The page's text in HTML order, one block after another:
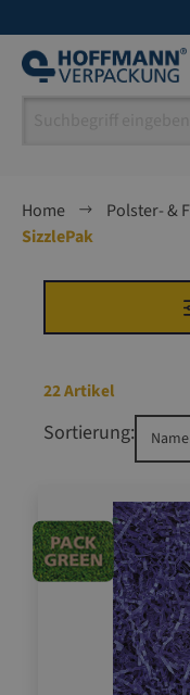
Home Polster- &
SizzlePak
22 Artikel
Sortierung: